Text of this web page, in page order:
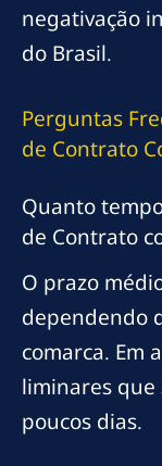
negativação
do Brasil.
Perguntas
de Contrato
Quanto
de Contrato
O prazo
dependendo
comarca. Em
liminares que
poucos dias.